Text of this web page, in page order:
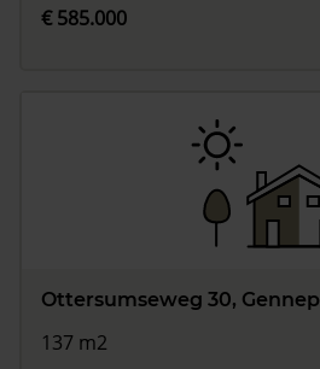
€ 585.000
Ottersumseweg 30, Gennep
137 m2